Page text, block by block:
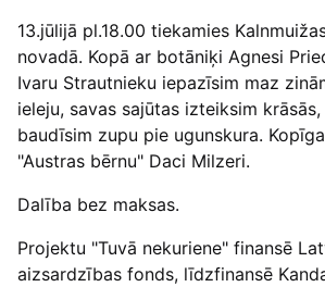
13.jūlijā pl.18.00 tiekamies
novadā. Kopā ar botāniķi Agnesi
Ivaru Strautnieku iepazīsim maz
ieleju, savas sajūtas izteiksim
baudīsim zupu pie ugunskura.
"Austras bērnu" Daci Milzeri.
Dalība bez maksas.
Projektu "Tuvā nekuriene" finansē
aizsardzības fonds, līdzfinansē